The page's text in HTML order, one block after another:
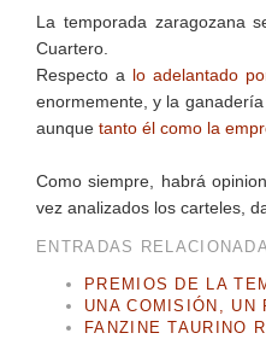
La temporada zaragozana
Cuartero.
Respecto a lo adelantado
enormemente, y la
aunque tanto él como la
Como siempre, habrá
vez analizados los carteles,
ENTRADAS
PREMIOS DE LA
UNA COMISIÓN, UN
FANZINE TAURINO